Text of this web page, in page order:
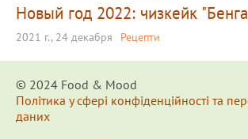
Новый год 2022: чизкейк
2021 г., 24 декабря Рецепти
© 2024 Food & Мood
Політика у сфері конфіденційності та
даних